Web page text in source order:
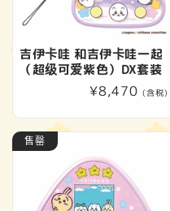
吉伊卡哇 和吉伊卡哇一起
（超级可爱紫色）DX套装
常
¥8,470 (含税)
售罄